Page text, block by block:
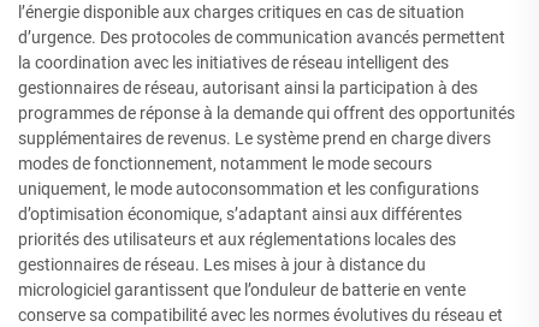
l’énergie disponible aux charges critiques en cas de situation
d’urgence. Des protocoles de communication avancés permettent
la coordination avec les initiatives de réseau intelligent des
gestionnaires de réseau, autorisant ainsi la participation à des
programmes de réponse à la demande qui offrent des opportunités
supplémentaires de revenus. Le système prend en charge divers
modes de fonctionnement, notamment le mode secours
uniquement, le mode autoconsommation et les configurations
d’optimisation économique, s’adaptant ainsi aux différentes
priorités des utilisateurs et aux réglementations locales des
gestionnaires de réseau. Les mises à jour à distance du
micrologiciel garantissent que l’onduleur de batterie en vente
conserve sa compatibilité avec les normes évolutives du réseau et